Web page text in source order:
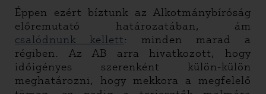
Éppen ezért bíztunk az Alkotmánybíróság
előremutató határozatában, ám
csalódnunk kellett: minden marad a
régiben. Az AB arra hivatkozott, hogy
időigényes szerenként külön-külön
meghatározni, hogy mekkora a megfelelő